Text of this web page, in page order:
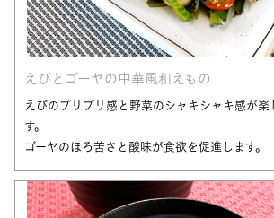
えびとゴーヤの中華風和えもの
えびのプリプリ感と野菜のシャキシャキ感が楽
す。
ゴーヤのほろ苦さと酸味が食欲を促進します。